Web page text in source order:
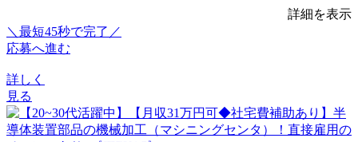
詳細を表示
＼最短45秒で完了／
応募へ進む
詳しく
見る